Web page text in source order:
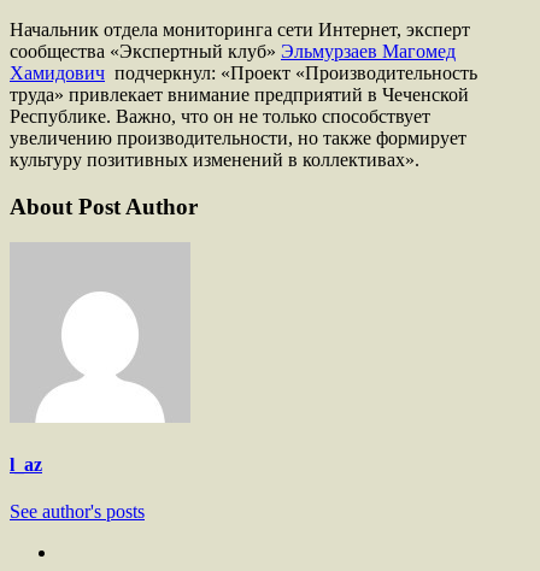
Начальник отдела мониторинга сети Интернет, эксперт
сообщества «Экспертный клуб» Эльмурзаев Магомед
Хамидович подчеркнул: «Проект «Производительность
труда» привлекает внимание предприятий в Чеченской
Республике. Важно, что он не только способствует
увеличению производительности, но также формирует
культуру позитивных изменений в коллективах».
About Post Author
l_az
See author's posts